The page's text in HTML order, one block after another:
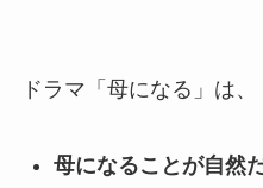
ドラマ「母になる」は、
母になることが自然